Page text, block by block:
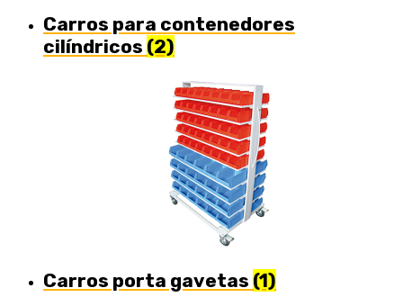
Carros para contenedores
cilíndricos (2)
Carros porta gavetas (1)